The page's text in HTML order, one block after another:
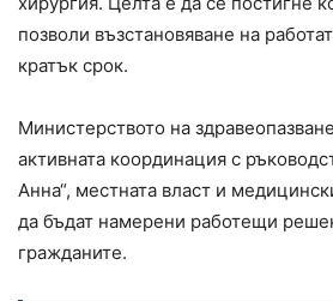
позволи възстановяване на
кратък срок.
Министерството на
активната координация с
Анна“, местната власт и
да бъдат намерени работещи
гражданите.